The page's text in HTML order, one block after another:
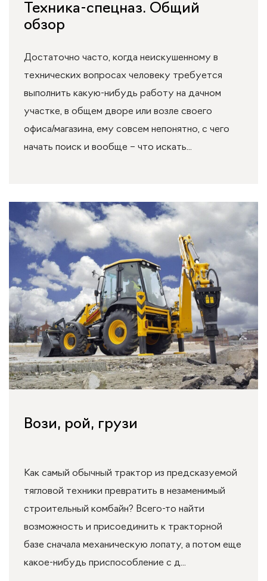
Техника-спецназ. Общий
обзор
Достаточно часто, когда неискушенному в
технических вопросах человеку требуется
выполнить какую-нибудь работу на дачном
участке, в общем дворе или возле своего
офиса/магазина, ему совсем непонятно, с чего
начать поиск и вообще – что искать...
Вози, рой, грузи
Как самый обычный трактор из предсказуемой
тягловой техники превратить в незаменимый
строительный комбайн? Всего-то найти
возможность и присоединить к тракторной
базе сначала механическую лопату, а потом еще
какое-нибудь приспособление с д...